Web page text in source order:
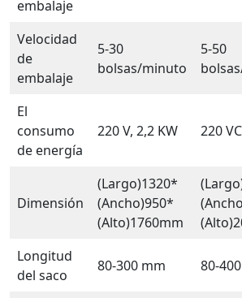
embalaje
Velocidad
de
embalaje
5-30
bolsas/minuto
5-50
El
consumo
de energía
220 V, 2,2 KW 220
Dimensión
(Largo)1320*
(Ancho)950*
(Alto)1760mm
Longitud
del saco
80-300 mm 80-